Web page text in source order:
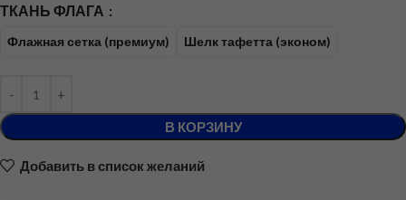
ТКАНЬ ФЛАГА
Флажная сетка (премиум) Шелк тафетта (эконом)
В КОРЗИНУ
Добавить в список желаний